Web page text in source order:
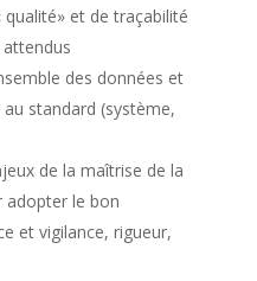
et de traçabilité
des données et
standard (système,
de la maîtrise de la
adopter le bon
et vigilance, rigueur,